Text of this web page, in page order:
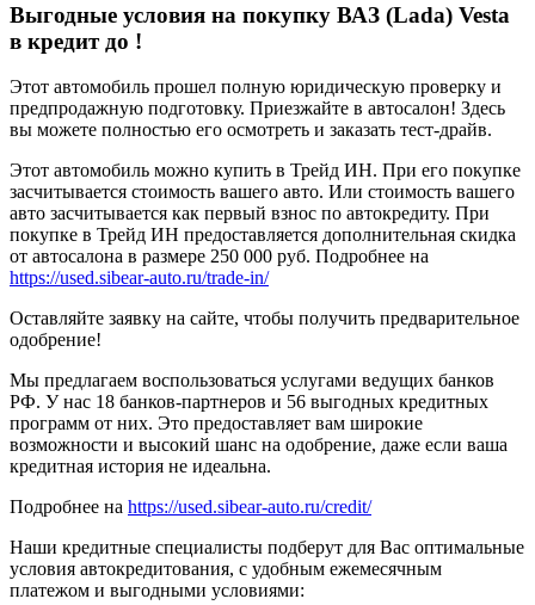
Выгодные условия на покупку ВАЗ (Lada) Vesta
в кредит до !
Этот автомобиль прошел полную юридическую проверку и
предпродажную подготовку. Приезжайте в автосалон! Здесь
вы можете полностью его осмотреть и заказать тест-драйв.
Этот автомобиль можно купить в Трейд ИН. При его покупке
засчитывается стоимость вашего авто. Или стоимость вашего
авто засчитывается как первый взнос по автокредиту. При
покупке в Трейд ИН предоставляется дополнительная скидка
от автосалона в размере 250 000 руб. Подробнее на
https://used.sibear-auto.ru/trade-in/
Оставляйте заявку на сайте, чтобы получить предварительное
одобрение!
Мы предлагаем воспользоваться услугами ведущих банков
РФ. У нас 18 банков-партнеров и 56 выгодных кредитных
программ от них. Это предоставляет вам широкие
возможности и высокий шанс на одобрение, даже если ваша
кредитная история не идеальна.
Подробнее на https://used.sibear-auto.ru/credit/
Наши кредитные специалисты подберут для Вас оптимальные
условия автокредитования, с удобным ежемесячным
платежом и выгодными условиями: